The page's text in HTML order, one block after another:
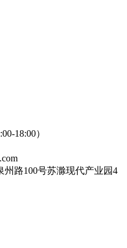
18:00）
路100号苏滁现代产业园4